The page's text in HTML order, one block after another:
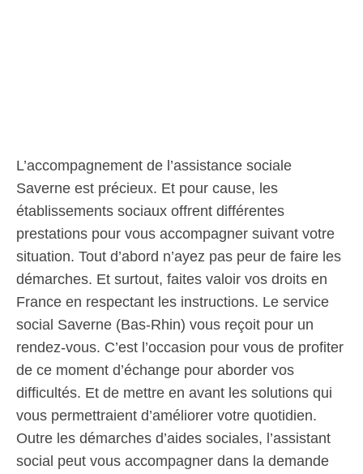
L’accompagnement de l’assistance sociale
Saverne est précieux. Et pour cause, les
établissements sociaux offrent différentes
prestations pour vous accompagner suivant votre
situation. Tout d’abord n’ayez pas peur de faire les
démarches. Et surtout, faites valoir vos droits en
France en respectant les instructions. Le service
social Saverne (Bas-Rhin) vous reçoit pour un
rendez-vous. C’est l’occasion pour vous de profiter
de ce moment d’échange pour aborder vos
difficultés. Et de mettre en avant les solutions qui
vous permettraient d’améliorer votre quotidien.
Outre les démarches d’aides sociales, l’assistant
social peut vous accompagner dans la demande